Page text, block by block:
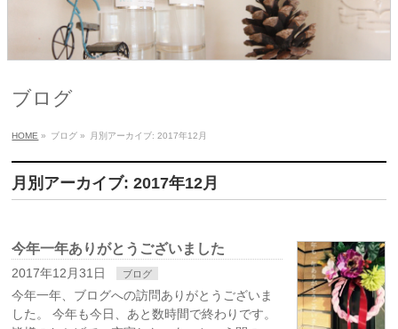
ブログ
HOME » ブログ » 月別アーカイブ: 2017年12月
月別アーカイブ: 2017年12月
今年一年ありがとうございました
2017年12月31日 ブログ
今年一年、ブログへの訪問ありがとうございま
した。 今年も今日、あと数時間で終わりです。